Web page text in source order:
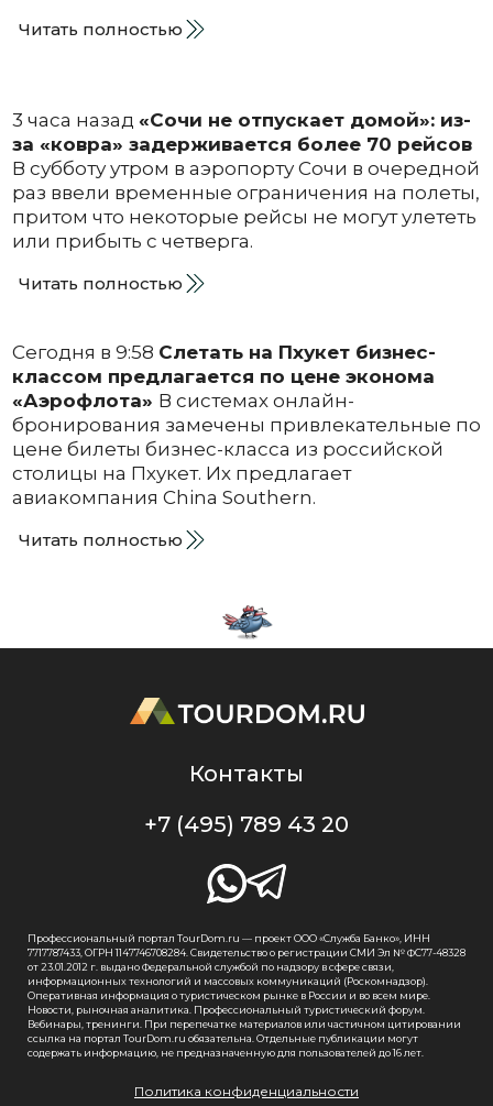
Читать полностью
3 часа назад «Сочи не отпускает домой»: из-
за «ковра» задерживается более 70 рейсов
В субботу утром в аэропорту Сочи в очередной
раз ввели временные ограничения на полеты,
притом что некоторые рейсы не могут улететь
или прибыть с четверга.
Читать полностью
Сегодня в 9:58 Слетать на Пхукет бизнес-
классом предлагается по цене эконома
«Аэрофлота» В системах онлайн-
бронирования замечены привлекательные по
цене билеты бизнес-класса из российской
столицы на Пхукет. Их предлагает
авиакомпания China Southern.
Читать полностью
Контакты
+7 (495) 789 43 20
Профессиональный портал TourDom.ru — проект ООО «Служба Банко», ИНН
7717787433, ОГРН 1147746708284. Свидетельство о регистрации СМИ Эл № ФС77-48328
от 23.01.2012 г. выдано Федеральной службой по надзору в сфере связи,
информационных технологий и массовых коммуникаций (Роскомнадзор).
Оперативная информация о туристическом рынке в России и во всем мире.
Новости, рыночная аналитика. Профессиональный туристический форум.
Вебинары, тренинги. При перепечатке материалов или частичном цитировании
ссылка на портал TourDom.ru обязательна. Отдельные публикации могут
содержать информацию, не предназначенную для пользователей до 16 лет.
Политика конфиденциальности